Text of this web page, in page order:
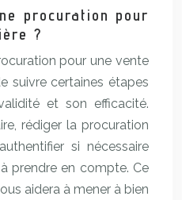
procuration pour
?
pour une vente
suivre certaines étapes
et son efficacité.
rédiger la procuration
si nécessaire
prendre en compte. Ce
aidera à mener à bien